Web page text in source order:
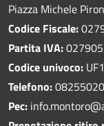
Piazza Michele
Codice Fiscale:
Partita IVA:
Codice univoco:
Telefono:
Pec: